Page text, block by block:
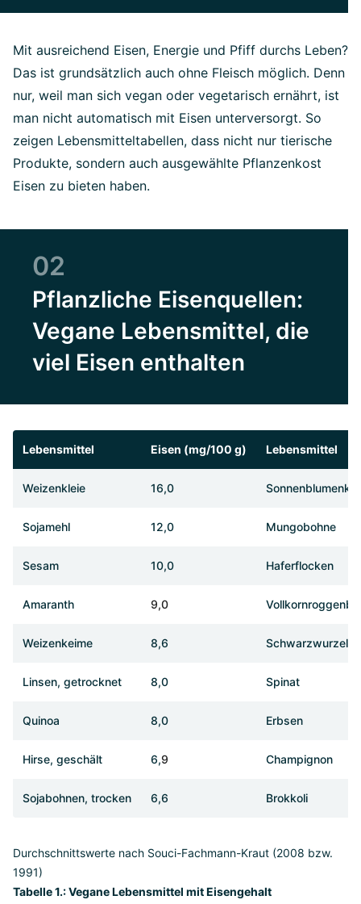
Mit ausreichend Eisen, Energie und Pfiff durchs Leben?
Das ist grundsätzlich auch ohne Fleisch möglich. Denn
nur, weil man sich vegan oder vegetarisch ernährt, ist
man nicht automatisch mit Eisen unterversorgt. So
zeigen Lebensmitteltabellen, dass nicht nur tierische
Produkte, sondern auch ausgewählte Pflanzenkost
Eisen zu bieten haben.
02
Pflanzliche Eisenquellen:
Vegane Lebensmittel, die
viel Eisen enthalten
Lebensmittel Eisen (mg/100 g) Lebensmittel
Weizenkleie 16,0
Sojamehl 12,0 Mungobohne
Sesam 10,0 Haferflocken
Amaranth 9,0
Weizenkeime 8,6 Schwarzwurzel
Linsen, getrocknet 8,0 Spinat
Quinoa 8,0 Erbsen
Hirse, geschält 6,9 Champignon
Sojabohnen, trocken 6,6 Brokkoli
Durchschnittswerte nach Souci-Fachmann-Kraut (2008 bzw.
1991)
Tabelle 1.: Vegane Lebensmittel mit Eisengehalt